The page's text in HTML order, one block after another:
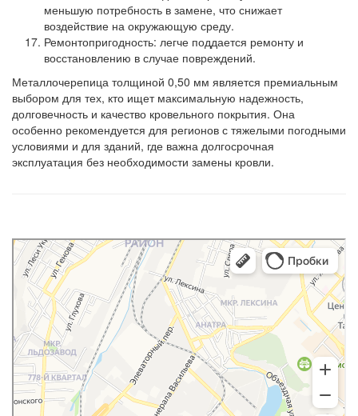
меньшую потребность в замене, что снижает
воздействие на окружающую среду.
Ремонтопригодность: легче поддается ремонту и
восстановлению в случае повреждений.
Металлочерепица толщиной 0,50 мм является премиальным
выбором для тех, кто ищет максимальную надежность,
долговечность и качество кровельного покрытия. Она
особенно рекомендуется для регионов с тяжелыми погодными
условиями и для зданий, где важна долгосрочная
эксплуатация без необходимости замены кровли.
Slater
Кровля и кровельные материалы в Симферополе